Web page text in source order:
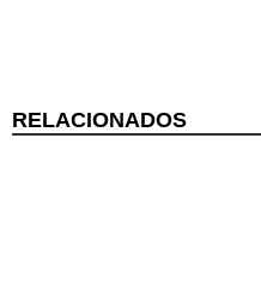
RELACIONADOS